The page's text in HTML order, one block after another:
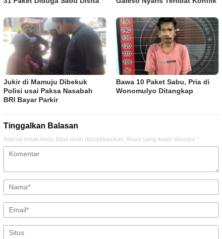
Jukir di Mamuju Dibekuk
Polisi usai Paksa Nasabah
BRI Bayar Parkir
Bawa 10 Paket Sabu, Pria di
Wonomulyo Ditangkap
Tinggalkan Balasan
Alamat email Anda tidak akan dipublikasikan. Ruas yang wajib ditandai *